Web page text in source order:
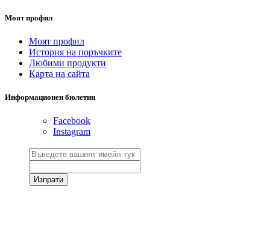
Моят профил
Моят профил
История на поръчките
Любими продукти
Карта на сайта
Информационен бюлетин
Facebook
Instagram